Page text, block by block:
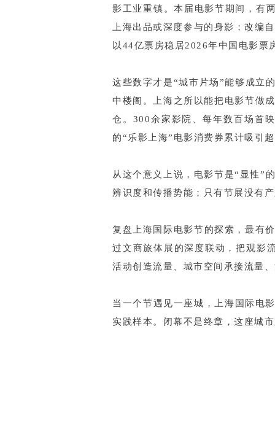
影工业重镇。本届电影节期间，有
上海出品或深度参与的身影；改编
以44亿票房稳居2026年中国电影票
这些数字才是“城市片场”能够成立
中楼阁。上海之所以能把电影节做
仓。300余家影院、每年数百场首
的“乐影上海”电影消费券累计吸引
从这个意义上说，电影节是“显性”
辨识度和传播势能；只有节展没有
复盘上海国际电影节的探索，最有
过文商旅体展的深度联动，把观影
活动创造流量、城市空间承接流量
当一个节遇见一座城，上海国际电
实践样本。闭幕不是终章，这座城